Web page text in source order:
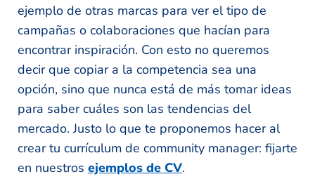
ejemplo de otras marcas para ver el tipo de
campañas o colaboraciones que hacían para
encontrar inspiración. Con esto no queremos
decir que copiar a la competencia sea una
opción, sino que nunca está de más tomar ideas
para saber cuáles son las tendencias del
mercado. Justo lo que te proponemos hacer al
crear tu currículum de community manager: fijarte
en nuestros ejemplos de CV.